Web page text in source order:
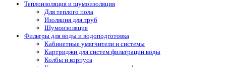
Теплоизоляция и шумоизоляция
Для теплого пола
Изоляция для труб
Шумоизоляция
Фильтры для воды и водоподготовка
Кабинетные умягчители и системы
Картриджи для систем фильтрации воды
Колбы и корпуса